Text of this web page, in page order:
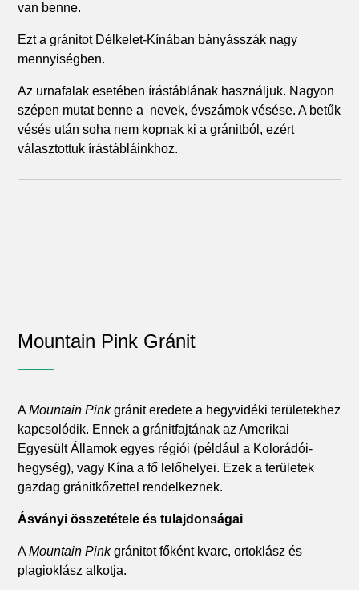
van benne.
Ezt a gránitot Délkelet-Kínában bányásszák nagy
mennyiségben.
Az urnafalak esetében írástáblának használjuk. Nagyon
szépen mutat benne a nevek, évszámok vésése. A betűk
vésés után soha nem kopnak ki a gránitból, ezért
választottuk írástábláinkhoz.
Mountain Pink Gránit
AMountain Pinkgránit eredete a hegyvidéki területekhez
kapcsolódik. Ennek a gránitfajtának az Amerikai
Egyesült Államok egyes régiói (például a Kolorádói-
hegység), vagy Kína a fő lelőhelyei. Ezek a területek
gazdag gránitkőzettel rendelkeznek.
Ásványi összetétele és tulajdonságai
AMountain Pinkgránitot főként kvarc, ortoklász és
plagioklász alkotja.